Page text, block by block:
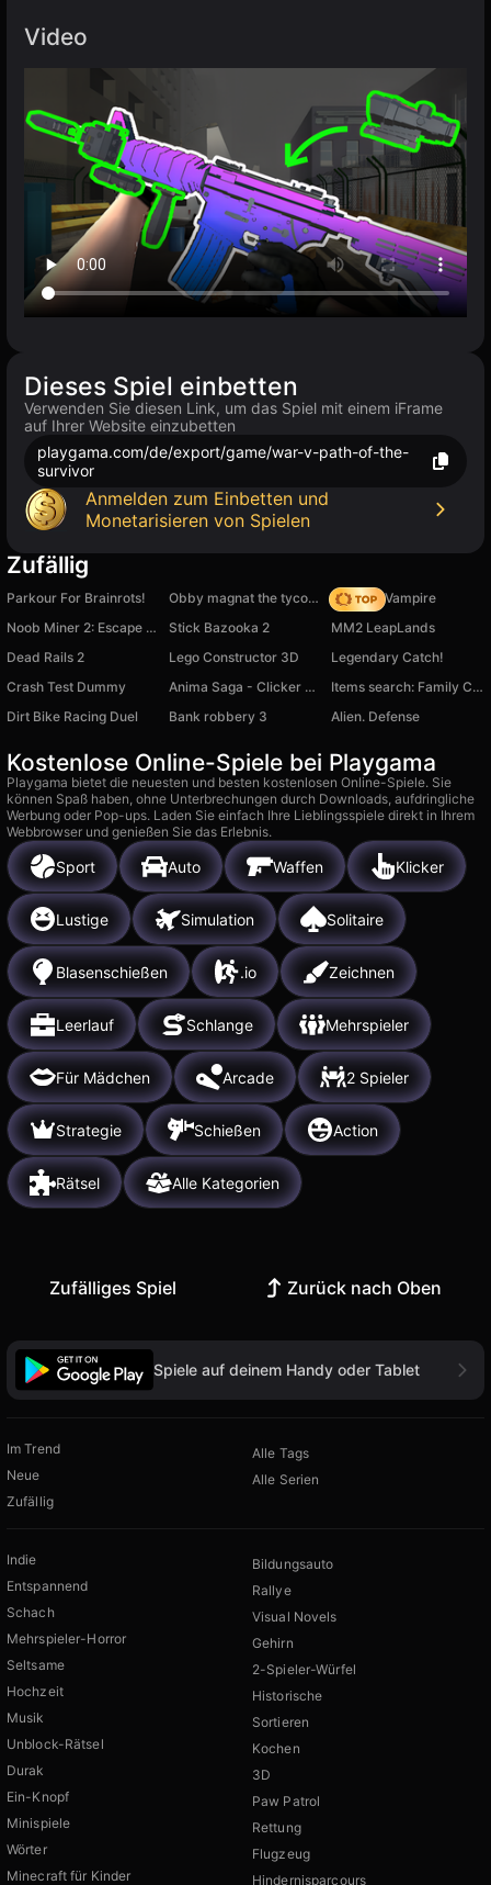
Video
Dieses Spiel einbetten
Verwenden Sie diesen Link, um das Spiel mit einem iFrame
auf Ihrer Website einzubetten
playgama.com/de/export/game/war-v-path-of-the-
survivor
Anmelden zum Einbetten und
Monetarisieren von Spielen
Zufällig
Parkour For Brainrots! Obby magnat the tycoon
Find the Vampire
Noob Miner 2: Escape from Prison
Stick Bazooka 2
MM2 LeapLands
Dead Rails 2
Lego Constructor 3D
Legendary Catch!
Crash Test Dummy
Anima Saga - Clicker RPG
Items search: Family Cottage
Dirt Bike Racing Duel
Bank robbery 3 Alien. Defense
Kostenlose Online-Spiele bei Playgama
Playgama bietet die neuesten und besten kostenlosen Online-Spiele. Sie
können Spaß haben, ohne Unterbrechungen durch Downloads, aufdringliche
Werbung oder Pop-ups. Laden Sie einfach Ihre Lieblingsspiele direkt in Ihrem
Webbrowser und genießen Sie das Erlebnis.
Sport Auto Waffen Klicker
Lustige Simulation Solitaire
Blasenschießen .io Zeichnen
Leerlauf Schlange Mehrspieler
Für Mädchen Arcade 2 Spieler
Strategie Schießen Action
Rätsel Alle Kategorien
Zufälliges Spiel Zurück nach Oben
Spiele auf deinem Handy oder Tablet
Im Trend
Neue
Zufällig
Alle Tags
Alle Serien
Indie
Entspannend
Schach
Mehrspieler-Horror
Seltsame
Hochzeit
Musik
Unblock-Rätsel
Durak
Ein-Knopf
Minispiele
Wörter
Minecraft für Kinder
Bildungsauto
Rallye
Visual Novels
Gehirn
2-Spieler-Würfel
Historische
Sortieren
Kochen
3D
Paw Patrol
Rettung
Flugzeug
Hindernisparcours